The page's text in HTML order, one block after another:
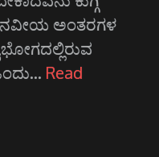
ಅಂತರಗಳ
Read